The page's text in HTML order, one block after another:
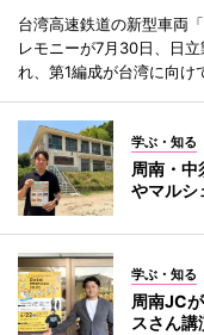
台湾高速鉄道の新型車両
レモニーが7月30日、日
れ、第1編成が台湾に向け
学ぶ・知る
周南・
やマルシ
学ぶ・知る
周南JC
スさん講